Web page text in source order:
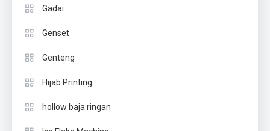
Gadai
Genset
Genteng
Hijab Printing
hollow baja ringan